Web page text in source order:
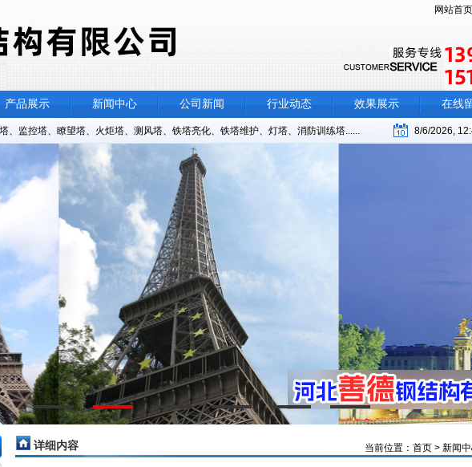
网站首页
产品展示 新闻中心 公司新闻 行业动态 效果展示 在线
、监控塔、瞭望塔、火炬塔、测风塔、铁塔亮化、铁塔维护、灯塔、消防训练塔...... 8/6/2026,
详细内容 当前位置： 首页 > 新闻